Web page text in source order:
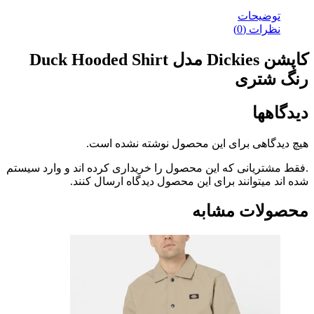
کاپشن Dickies مدل Duck Hooded Shirt
برای این محصول نوشته نشده است.
که این محصول را خریداری کرده اند و وارد سیستم
برای این محصول دیدگاه ارسال کنند.
مشابه